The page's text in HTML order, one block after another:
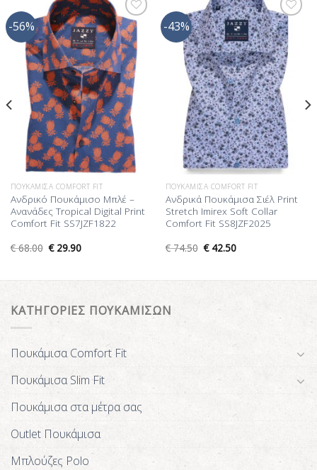
-56%
Προσθήκη
στη Λίστα
Επιθυμίας
ΠΟΥΚΆΜΙΣΑ COMFORT FIT
Ανδρικό Πουκάμισο Μπλέ –
Ανανάδες Tropical Digital Print
Comfort Fit SS7JZF1822
€68.00 €29.90
-43%
Προσθήκη
στη Λίστα
Επιθυμίας
ΠΟΥΚΆΜΙΣΑ COMFORT FIT
Ανδρικά Πουκάμισα Σιέλ Print
Stretch Imirex Soft Collar
Comfort Fit SS8JZF2025
€74.50 €42.50
ΚΑΤΗΓΟΡΙΕΣ ΠΟΥΚΑΜΙΣΩΝ
Πουκάμισα Comfort Fit
Πουκάμισα Slim Fit
Πουκάμισα στα μέτρα σας
Outlet Πουκάμισα
Μπλούζες Polo